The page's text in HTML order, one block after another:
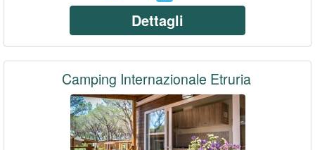
Dettagli
Camping Internazionale Etruria